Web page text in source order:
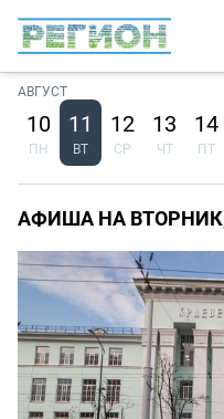
АВГУСТ
10
ПН
11
ВТ
12
СР
13
ЧТ
14
ПТ
АФИША НА ВТОРНИК,